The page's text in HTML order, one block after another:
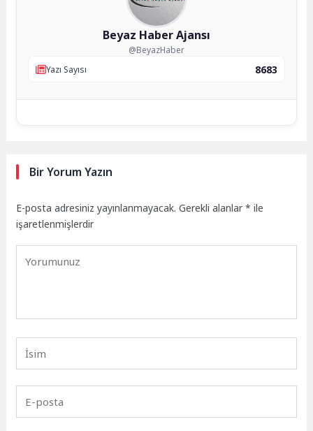
Beyaz Haber Ajansı
@BeyazHaber
Yazı Sayısı
8683
Bir Yorum Yazın
E-posta adresiniz yayınlanmayacak. Gerekli alanlar* ile
işaretlenmişlerdir